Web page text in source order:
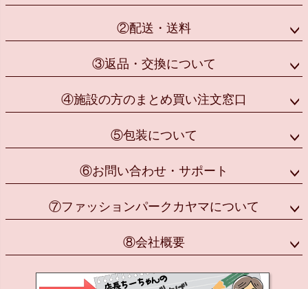
②配送・送料
③返品・交換について
④施設の方のまとめ買い注文窓口
⑤包装について
⑥お問い合わせ・サポート
⑦ファッションパークカヤマについて
⑧会社概要